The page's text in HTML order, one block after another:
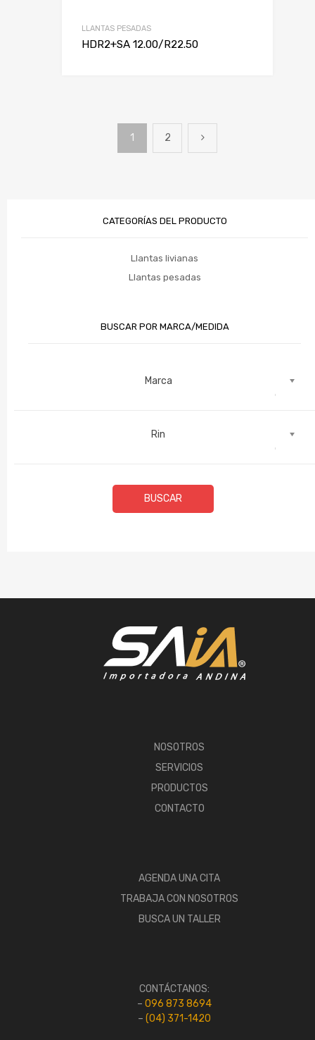
LLANTAS PESADAS
HDR2+SA 12.00/R22.50
1 2
CATEGORÍAS DEL PRODUCTO
Llantas livianas
Llantas pesadas
BUSCAR POR MARCA/MEDIDA
Marca
Rin
BUSCAR
NOSOTROS
SERVICIOS
PRODUCTOS
CONTACTO
AGENDA UNA CITA
TRABAJA CON NOSOTROS
BUSCA UN TALLER
CONTÁCTANOS:
– 096 873 8694
– (04) 371-1420